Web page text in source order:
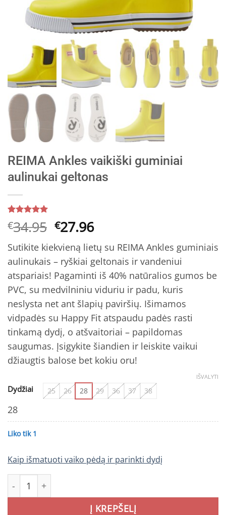
REIMA Ankles vaikiški guminiai
aulinukai geltonas
Įvertinimas:
5iš 5
įvertinimų:
5
)
€34.95 Original
price
was:
€34.95.
€27.96Current
price
is:
€27.96.
Sutikite kiekvieną lietų su REIMA Ankles guminiais
aulinukais – ryškiai geltonais ir vandeniui
atspariais! Pagaminti iš 40% natūralios gumos be
PVC, su medvilniniu viduriu ir padu, kuris
neslysta net ant šlapių paviršių. Išimamos
vidpadės su Happy Fit atspaudu padės rasti
tinkamą dydį, o atšvaitoriai – papildomas
saugumas. Įsigykite šiandien ir leiskite vaikui
džiaugtis balose bet kokiu oru!
Dydžiai 25 26 28 29 36 37 38
IŠVALYTI
28
Liko tik 1
Kaip išmatuoti vaiko pėdą ir parinkti dydį
produkto kiekis: REIMA Ankles vaikiški guminiai aulinukai
Į KREPŠELĮ